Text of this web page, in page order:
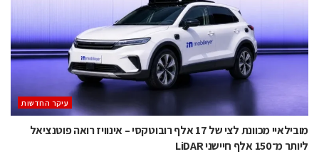
עיקר החדשות
מובילאיי מכוונת לצי של 17 אלף רובוטקסי – אינוויז רואה פוטנציאל
ליותר מ־150 אלף חיישני LiDAR